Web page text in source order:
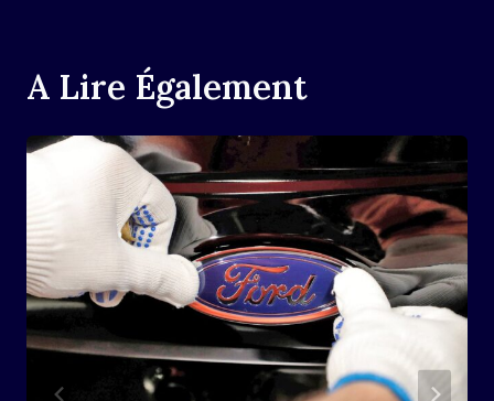
A Lire Également